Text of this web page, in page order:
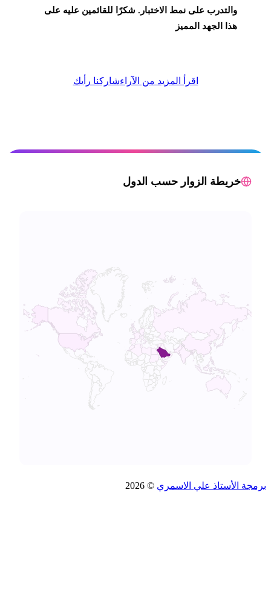
والتدرب على نمط الاختبار. شكرًا للقائمين عليه على
هذا الجهد المميز
اقرأ المزيد من الآراءشاركنا رأيك
خريطة الزوار حسب الدول
الأستاذ علي الاسمري© 2026